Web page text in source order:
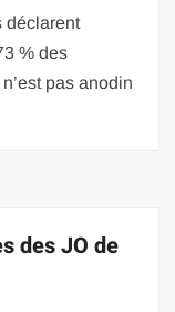
déclarent
% des
pas anodin
des JO de